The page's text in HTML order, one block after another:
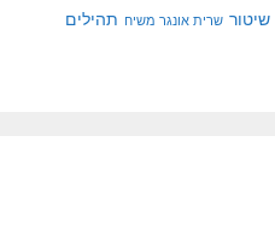
שיטור שרית אונגר משיח תהילים